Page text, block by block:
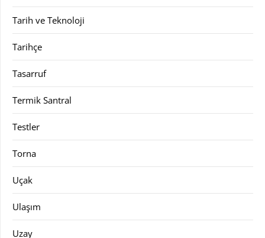
Tarih ve Teknoloji
Tarihçe
Tasarruf
Termik Santral
Testler
Torna
Uçak
Ulaşım
Uzay